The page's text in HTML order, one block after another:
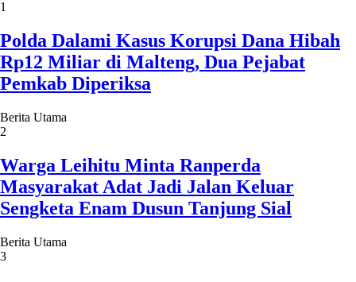
1
Polda Dalami Kasus Korupsi Dana Hibah
Rp12 Miliar di Malteng, Dua Pejabat
Pemkab Diperiksa
Berita Utama
2
Warga Leihitu Minta Ranperda
Masyarakat Adat Jadi Jalan Keluar
Sengketa Enam Dusun Tanjung Sial
Berita Utama
3